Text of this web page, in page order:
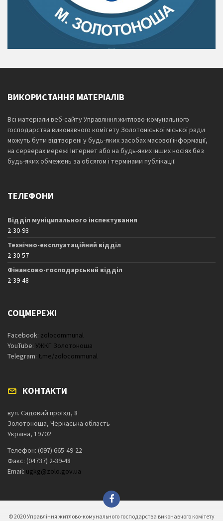
ВИКОРИСТАННЯ МАТЕРІАЛІВ
Всі матеріали веб-сайту Управління житлово-комунального
господарства виконавчого комітету Золотоніської міської ради
можуть бути відтворені у будь-яких засобах масової інформації,
на серверах мережі Інтернет або на будь-яких інших носіях без
будь-яких обмежень за обсягом і термінами публікації.
ТЕЛЕФОНИ
Відділ муніципального інспектування
2-30-93
Технічно-експлуатаційний відділ
2-30-57
Фінансово-господарський відділ
2-39-48
СОЦМЕРЕЖІ
Facebook: zolocommunal
YouTube: УЖКГ Золотоноша
Telegram: t.me/zolocommunal
КОНТАКТИ
вул. Садовий проїзд, 8
Золотоноша, Черкаська область
Україна, 19702
Телефон: (097) 665-49-22
Факс: (04737) 2-39-48
Email: ugkg@zolo.gov.ua
© 2020 Управління житлово-комунального господарства виконавчого комітету